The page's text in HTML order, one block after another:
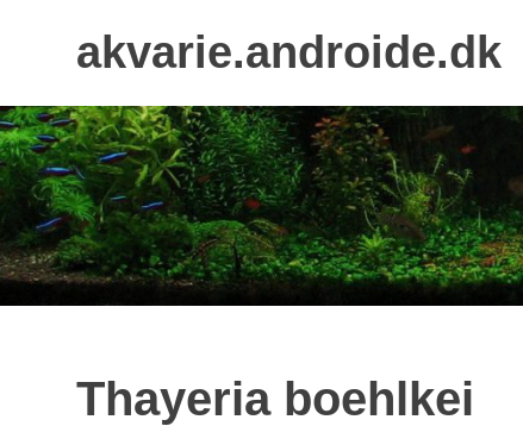
akvarie.androide.dk
Thayeria boehlkei